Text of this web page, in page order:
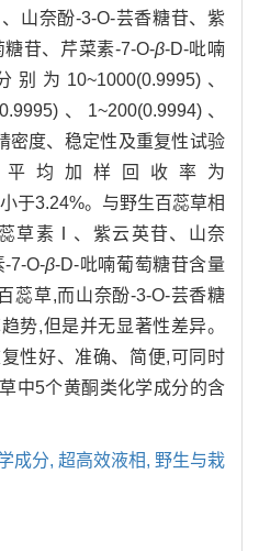
山奈酚-3-O-芸香糖苷、紫
苷、芹菜素-7-O-β-D-吡喃
为10~1000(0.9995)、
、1~200(0.9994)、
密度、稳定性及重复性试验
平均加样回收率为
于3.24%。与野生百蕊草相
草素Ⅰ、紫云英苷、山奈
-7-O-β-D-吡喃葡萄糖苷含量
蕊草,而山奈酚-3-O-芸香糖
势,但是并无显著性差异。
性好、准确、简便,可同时
中5个黄酮类化学成分的含
成分, 超高效液相, 野生与栽